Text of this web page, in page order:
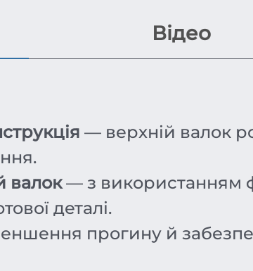
Відео
— верхній валок
валок— з використанням
деталі.
прогину й